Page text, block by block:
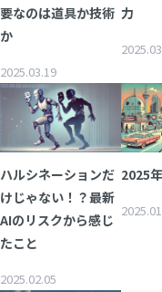
クラ
要なのは道具か技術
か
2025.03.19
力
ハルシネーションだ
けじゃない！？最新
AIのリスクから感じ
たこと
2025.02.05
2025